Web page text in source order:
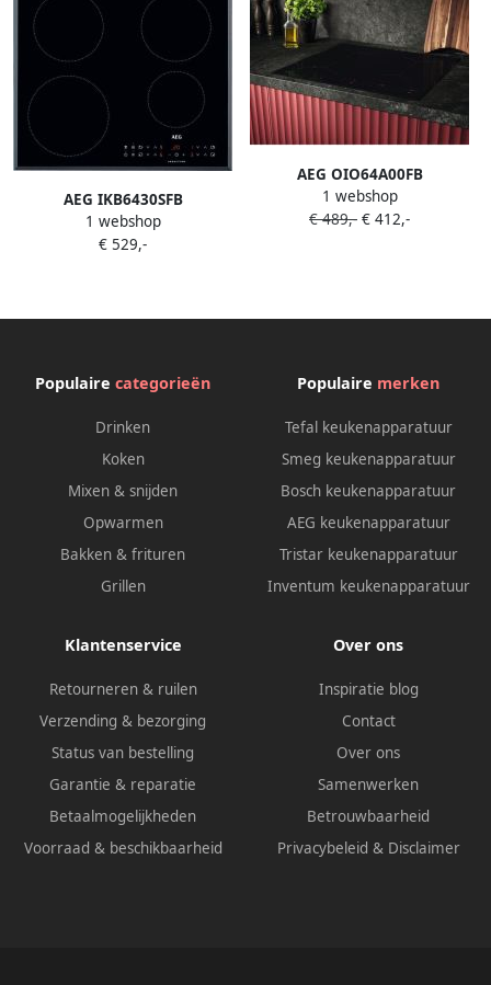
AEG IKB6430SFB
inductiekookplaat 60 cm 4
zones
1 webshop
€ 529,-
AEG OIO64A00FB
inductiekookplaat – 60 cm –
4 kookzones –
1 webshop
€ 489,- € 412,-
Populaire categorieën
Drinken
Koken
Mixen & snijden
Opwarmen
Bakken & frituren
Grillen
Populaire merken
Tefal keukenapparatuur
Smeg keukenapparatuur
Bosch keukenapparatuur
AEG keukenapparatuur
Tristar keukenapparatuur
Inventum keukenapparatuur
Klantenservice
Retourneren & ruilen
Verzending & bezorging
Status van bestelling
Garantie & reparatie
Betaalmogelijkheden
Voorraad & beschikbaarheid
Over ons
Inspiratie blog
Contact
Over ons
Samenwerken
Betrouwbaarheid
Privacybeleid & Disclaimer